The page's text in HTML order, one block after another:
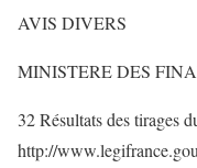
AVIS DIVERS
MINISTERE DES
32 Résultats des tirages
http://